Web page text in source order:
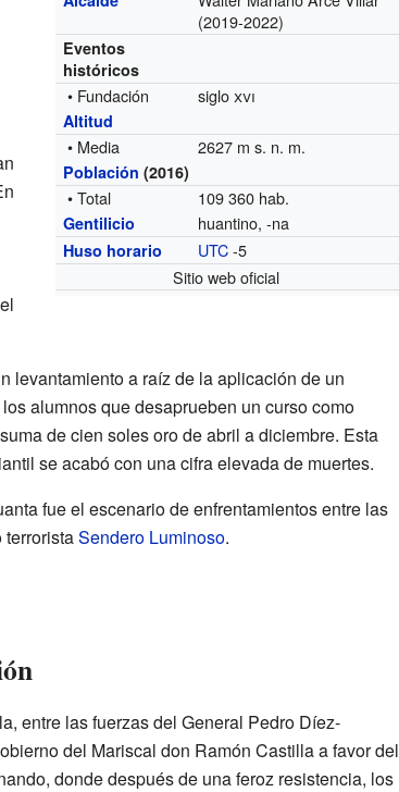
(2019-2022)
Eventos
históricos
• Fundación sigloxvi
Altitud
• Media 2627 m s. n. m.
Población (2016)
• Total 109 360 hab.
Gentilicio huantino, -na
Huso horario UTC-5
Sitio web oficial
levantamiento a raíz de la aplicación de un
alumnos que desaprueben un curso como
de cien soles oro de abril a diciembre. Esta
se acabó con una cifra elevada de muertes.
fue el escenario de enfrentamientos entre las
terroristaSendero Luminoso.
entre las fuerzas del General Pedro Díez-
del Mariscal don Ramón Castilla a favor del
donde después de una feroz resistencia, los